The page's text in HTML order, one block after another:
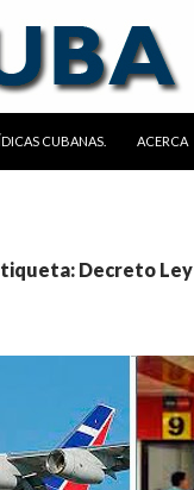
CUBANAS.
ACERCA
Decreto Ley